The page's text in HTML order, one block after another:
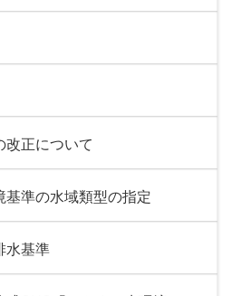
改正について
基準の水域類型の指定
水基準